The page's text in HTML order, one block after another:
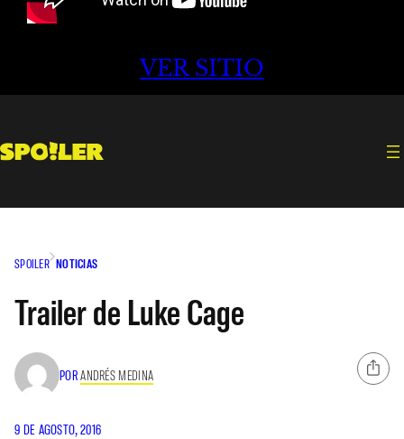
VER SITIO
SPOILER NOTICIAS
Trailer de Luke Cage
PORANDRÉS MEDINA
9 DE AGOSTO, 2016